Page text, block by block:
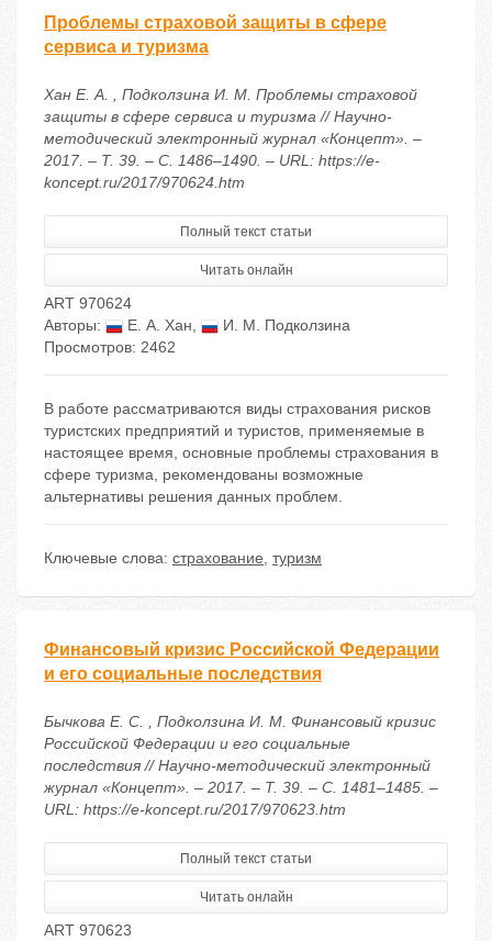
Проблемы страховой защиты в сфере
сервиса и туризма
Хан Е. А. , Подколзина И. М. Проблемы страховой
защиты в сфере сервиса и туризма // Научно-
методический электронный журнал «Концепт». –
2017. – Т. 39. – С. 1486–1490. – URL: https://e-
koncept.ru/2017/970624.htm
Полный текст статьи
Читать онлайн
ART 970624
Авторы:
Е. А. Хан,
И. М. Подколзина
Просмотров: 2462
В работе рассматриваются виды страхования рисков
туристских предприятий и туристов, применяемые в
настоящее время, основные проблемы страхования в
сфере туризма, рекомендованы возможные
альтернативы решения данных проблем.
Ключевые слова: страхование, туризм
Финансовый кризис Российской Федерации
и его социальные последствия
Бычкова Е. С. , Подколзина И. М. Финансовый кризис
Российской Федерации и его социальные
последствия // Научно-методический электронный
журнал «Концепт». – 2017. – Т. 39. – С. 1481–1485. –
URL: https://e-koncept.ru/2017/970623.htm
Полный текст статьи
Читать онлайн
ART 970623